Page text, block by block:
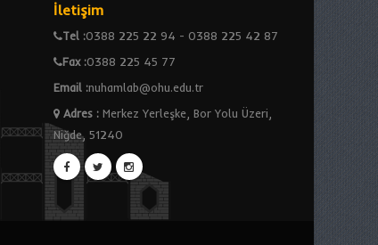
İletişim
Tel :0388 225 22 94 - 0388 225 42 87
Fax :0388 225 45 77
Email :nuhamlab@ohu.edu.tr
Adres:Merkez Yerleşke, Bor Yolu Üzeri,
Niğde, 51240